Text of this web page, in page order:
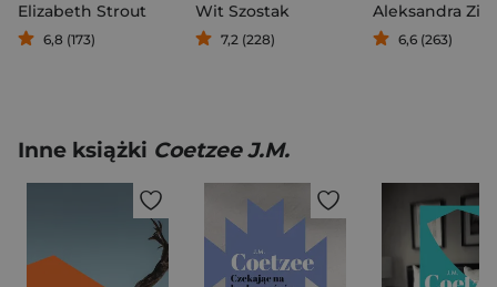
Elizabeth Strout
6,8 (173)
Wit Szostak
7,2 (228) 6,6 (263)
Inne książki Coetzee J.M.